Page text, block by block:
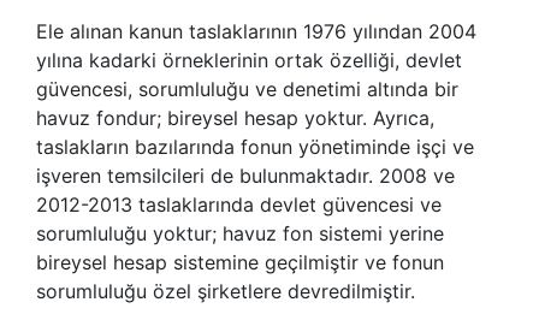
Ele alınan kanun taslaklarının 1976 yılından 2004
yılına kadarki örneklerinin ortak özelliği, devlet
güvencesi, sorumluluğu ve denetimi altında bir
havuz fondur; bireysel hesap yoktur. Ayrıca,
taslakların bazılarında fonun yönetiminde işçi ve
işveren temsilcileri de bulunmaktadır. 2008 ve
2012-2013 taslaklarında devlet güvencesi ve
sorumluluğu yoktur; havuz fon sistemi yerine
bireysel hesap sistemine geçilmiştir ve fonun
sorumluluğu özel şirketlere devredilmiştir.